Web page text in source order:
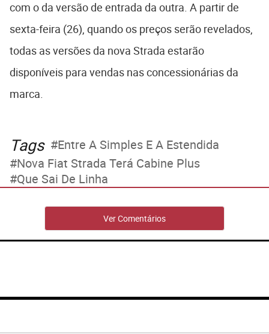
com o da versão de entrada da outra. A partir de
sexta-feira (26), quando os preços serão revelados,
todas as versões da nova Strada estarão
disponíveis para vendas nas concessionárias da
marca.
Tags
Entre A Simples E A Estendida
Nova Fiat Strada Terá Cabine Plus
Que Sai De Linha
Ver Comentários